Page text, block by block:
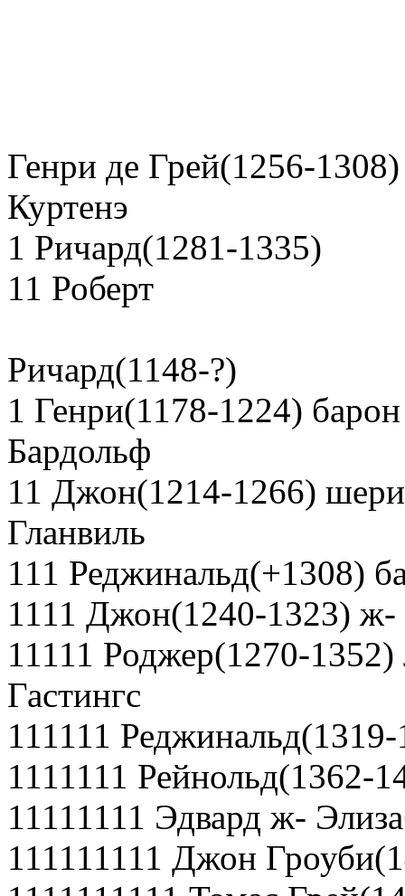
Генри де Грей(1256-
Куртенэ
1 Ричард(1281-1335)
11 Роберт
Ричард(1148-?)
1 Генри(1178-1224)
Бардольф
11 Джон(1214-1266)
Гланвиль
111 Реджинальд(+1308)
1111 Джон(1240-1323) ж-
11111 Роджер(1270-
Гастингс
111111
1111111 Рейнольд(1362-
11111111 Эдвард ж-
111111111 Джон